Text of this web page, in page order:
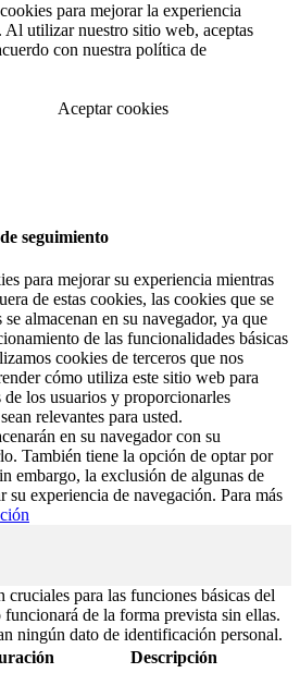
para mejorar la experiencia
Al utilizar nuestro sitio web, aceptas
con nuestra política de
Aceptar cookies
seguimiento
para mejorar su experiencia mientras
de estas cookies, las cookies que se
almacenan en su navegador, ya que
de las funcionalidades básicas
cookies de terceros que nos
cómo utiliza este sitio web para
de los usuarios y proporcionarles
relevantes para usted.
en su navegador con su
También tiene la opción de optar por
embargo, la exclusión de algunas de
su experiencia de navegación. Para más
cruciales para las funciones básicas del
de la forma prevista sin ellas.
ningún dato de identificación personal.
Descripción